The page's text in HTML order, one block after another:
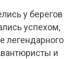
у берегов
успехом,
легендарного
и